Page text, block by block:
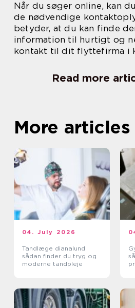
Når du søger online, kan
de nødvendige
betyder, at du kan finde
information til hurtigt og
kontakt til dit flyttefirma i
Read more
More articles
04. July 2026
Tandlæge dianalund
sådan finder du tryg og
moderne tandpleje